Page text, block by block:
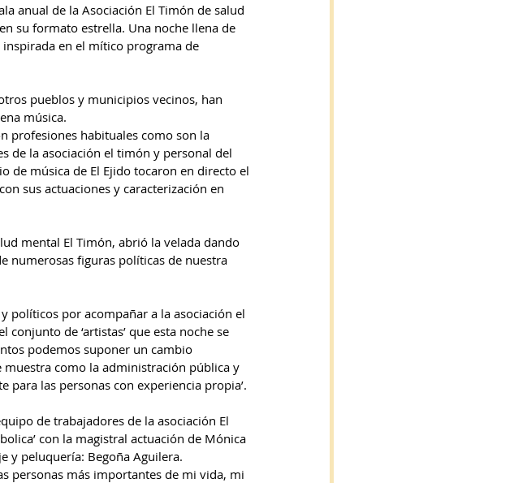
anual de la Asociación El Timón de salud
su formato estrella. Una noche llena de
en el mítico programa de
pueblos y municipios vecinos, han
música.
profesiones habituales como son la
de la asociación el timón y personal del
de música de El Ejido tocaron en directo el
sus actuaciones y caracterización en
mental El Timón, abrió la velada dando
numerosas figuras políticas de nuestra
políticos por acompañar a la asociación el
de ‘artistas’ que esta noche se
podemos suponer un cambio
como la administración pública y
las personas con experiencia propia’.
de trabajadores de la asociación El
con la magistral actuación de Mónica
y peluquería: Begoña Aguilera.
personas más importantes de mi vida, mi